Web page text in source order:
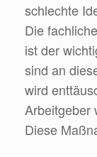
schlechte
Die
ist der
sind an
wird
Arbeitgeber
Diese